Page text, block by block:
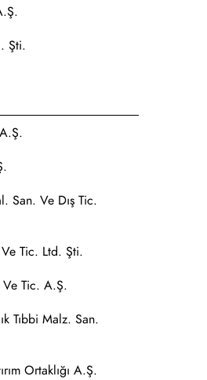
Şti.
San. Ve Dış Tic.
Tic. Ltd. Şti.
Ve Tic. A.Ş.
Tıbbi Malz. San.
Ortaklığı A.Ş.